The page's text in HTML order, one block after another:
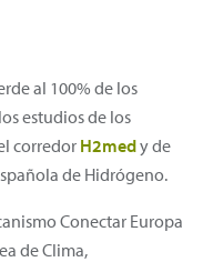
al 100% de los
estudios de los
corredor H2medy de
de Hidrógeno.
Conectar Europa
de Clima,